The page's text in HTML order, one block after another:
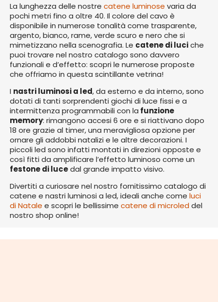
La lunghezza delle nostre catene luminose varia da
pochi metri fino a oltre 40. Il colore del cavo è
disponibile in numerose tonalità come trasparente,
argento, bianco, rame, verde scuro e nero che si
mimetizzano nella scenografia. Le catene di luciche
puoi trovare nel nostro catalogo sono davvero
funzionali e d’effetto: scopri le numerose proposte
che offriamo in questa scintillante vetrina!
I nastri luminosi a led, da esterno e da interno, sono
dotati di tanti sorprendenti giochi di luce fissi e a
intermittenza programmabili con la funzione
memory: rimangono accesi 6 ore e si riattivano dopo
18 ore grazie al timer, una meravigliosa opzione per
ornare gli addobbi natalizi e le altre decorazioni. I
piccoli led sono infatti montati in direzioni opposte e
così fitti da amplificare l’effetto luminoso come un
festone di lucedal grande impatto visivo.
Divertiti a curiosare nel nostro fornitissimo catalogo di
catene e nastri luminosi a led, ideali anche come luci
di Natale e scopri le bellissime catene di microleddel
nostro shop online!